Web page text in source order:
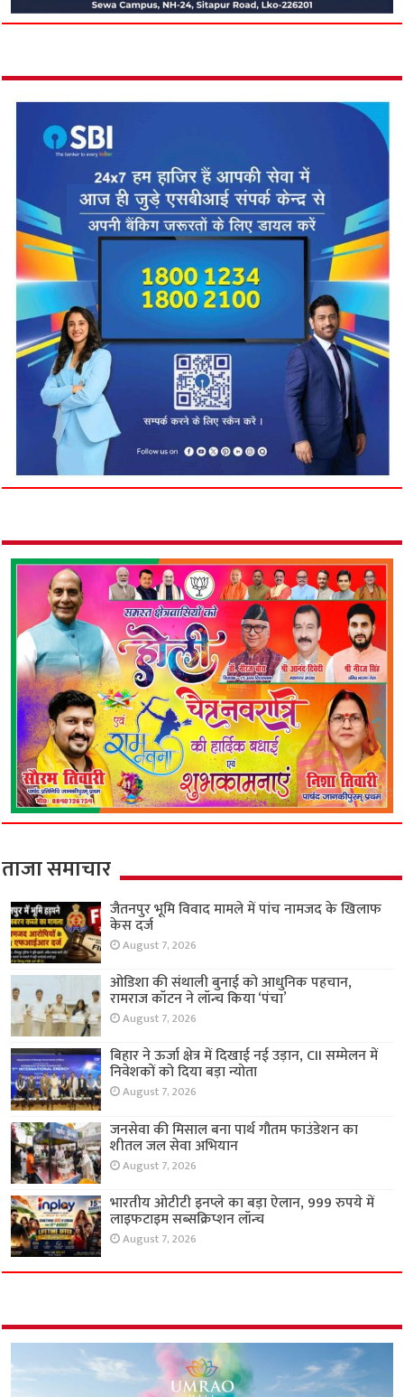
ताजा समाचार
जैतनपुर भूमि विवाद मामले में पांच नामजद के खिलाफ
केस दर्ज
August 7, 2026
ओडिशा की संथाली बुनाई को आधुनिक पहचान,
रामराज कॉटन ने लॉन्च किया ‘पंचा’
August 7, 2026
बिहार ने ऊर्जा क्षेत्र में दिखाई नई उड़ान, CII सम्मेलन में
निवेशकों को दिया बड़ा न्योता
August 7, 2026
जनसेवा की मिसाल बना पार्थ गौतम फाउंडेशन का
शीतल जल सेवा अभियान
August 7, 2026
भारतीय ओटीटी इनप्ले का बड़ा ऐलान, 999 रुपये में
लाइफटाइम सब्सक्रिप्शन लॉन्च
August 7, 2026